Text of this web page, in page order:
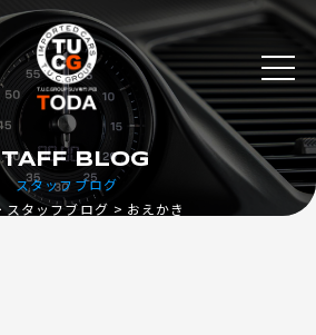
スタッフブログ
BLOG
スタッフブログ おえかき